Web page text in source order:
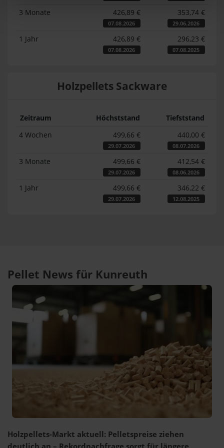
3 Monate 426,89 €
07.08.2026
353,74 €
29.06.2026
1 Jahr 426,89 €
07.08.2026
296,23 €
07.08.2025
Holzpellets Sackware
Zeitraum Höchststand
Tiefststand
4 Wochen
499,66 €
29.07.2026
440,00 €
08.07.2026
3 Monate 499,66 €
29.07.2026
412,54 €
08.06.2026
1 Jahr 499,66 €
29.07.2026
346,22 €
12.08.2025
Pellet News für Kunreuth
Holzpellets-Markt aktuell: Pelletspreise ziehen